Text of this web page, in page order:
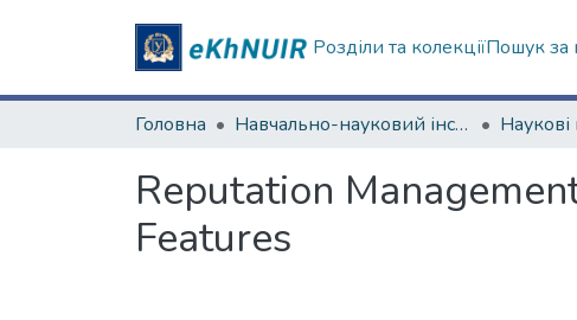
Розділи та колекціїПошук за
Головна Навчально-науковий інститут соціології та медіакомунікацій
Reputation
Features